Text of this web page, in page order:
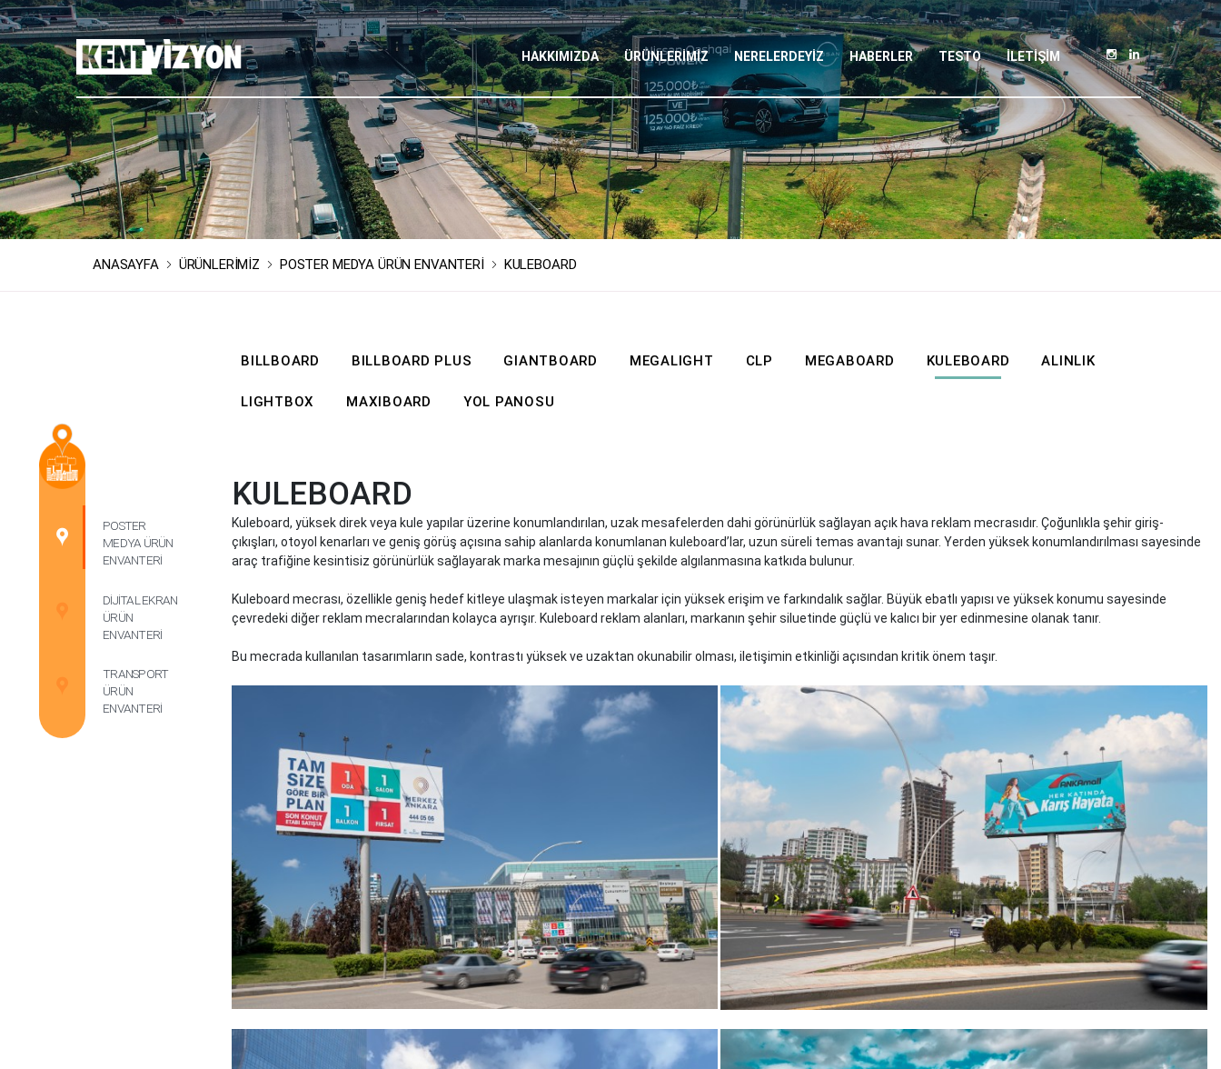
HAKKIMIZDA ÜRÜNLERİMİZ NERELERDEYİZ HABERLER TESTO İLETİŞİM
ANASAYFA ÜRÜNLERİMİZ POSTER MEDYA ÜRÜN ENVANTERİ KULEBOARD
BILLBOARD BILLBOARD PLUS GIANTBOARD MEGALIGHT CLP MEGABOARD KULEBOARD ALINLIK
LIGHTBOX MAXIBOARD YOL PANOSU
KULEBOARD
Kuleboard, yüksek direk veya kule yapılar üzerine konumlandırılan, uzak mesafelerden dahi görünürlük sağlayan açık hava reklam mecrasıdır. Çoğunlıkla şehir giriş-
çıkışları, otoyol kenarları ve geniş görüş açısına sahip alanlarda konumlanan kuleboard’lar, uzun süreli temas avantajı sunar. Yerden yüksek konumlandırılması sayesinde
araç trafiğine kesintisiz görünürlük sağlayarak marka mesajının güçlü şekilde algılanmasına katkıda bulunur.
Kuleboard mecrası, özellikle geniş hedef kitleye ulaşmak isteyen markalar için yüksek erişim ve farkındalık sağlar. Büyük ebatlı yapısı ve yüksek konumu sayesinde
çevredeki diğer reklam mecralarından kolayca ayrışır. Kuleboard reklam alanları, markanın şehir siluetinde güçlü ve kalıcı bir yer edinmesine olanak tanır.
Bu mecrada kullanılan tasarımların sade, kontrastı yüksek ve uzaktan okunabilir olması, iletişimin etkinliği açısından kritik önem taşır.